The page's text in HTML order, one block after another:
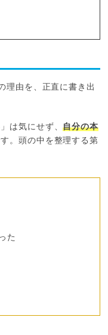
理由を、正直に書き出
は気にせず、自分の本
。頭の中を整理する第
た